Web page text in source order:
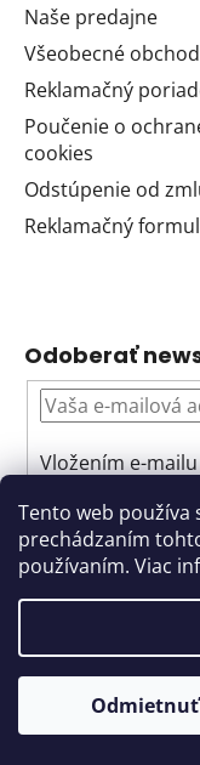
Tento web používa
prechádzaním
používaním. Viac
Odmietnuť
Naše predajne
Všeobecné
Reklamačný
Poučenie o
cookies
Odstúpenie od
Reklamačný
Odoberať
Vložením e-
PRIHLÁSIŤ
SA